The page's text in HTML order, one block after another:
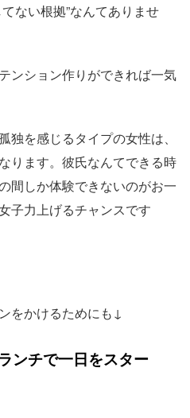
ない根拠”なんてありませ
ンション作りができれば一気
独を感じるタイプの女性は、
ります。彼氏なんてできる時
間しか体験できないのがお一
子力上げるチャンスです
をかけるためにも↓
ンチで一日をスター